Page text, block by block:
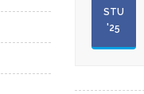
STU
'25